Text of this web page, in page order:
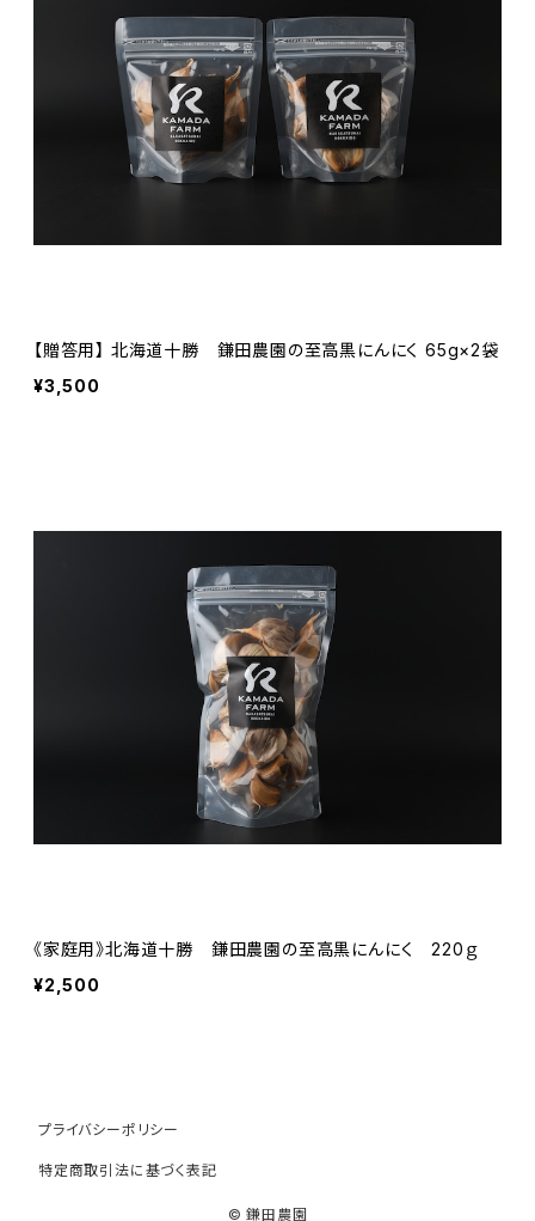
【贈答用】 北海道十勝 鎌田農園の至高黒にんにく 65g×2袋
¥3,500
《家庭用》北海道十勝 鎌田農園の至高黒にんにく 220ｇ
¥2,500
プライバシーポリシー
特定商取引法に基づく表記
© 鎌田農園